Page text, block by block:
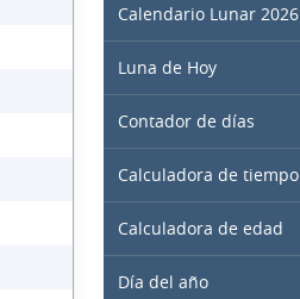
Calendario Lunar 2026
Luna de Hoy
Contador de días
Calculadora de tiempo
Calculadora de edad
Día del año